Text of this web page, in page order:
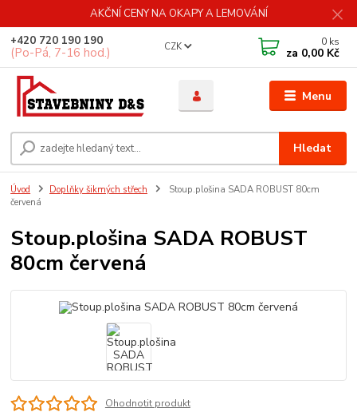
AKČNÍ CENY NA OKAPY A LEMOVÁNÍ
Menu
CZK
Hledat
+420 720 190 190
(Po-Pá, 7-16 hod.)
0 ks
za 0,00 Kč
Úvod Doplňky šikmých střech
Stoup.plošina SADA ROBUST 80cm
červená
Stoup.plošina SADA ROBUST
80cm červená
Ohodnotit produkt